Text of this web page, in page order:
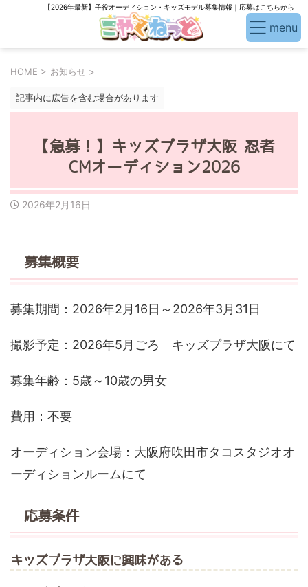
【2026年最新】子役オーディション・キッズモデル募集情報｜応募はこちらから
HOME > お知らせ >
記事内に広告を含む場合があります
【急募！】キッズプラザ大阪 忍者
CMオーディション2026
2026年2月16日
募集概要
募集期間：2026年2月16日～2026年3月31日
撮影予定：2026年5月ごろ キッズプラザ大阪にて
募集年齢：5歳～10歳の男女
費用：不要
オーディション会場：大阪府吹田市タコスタジオオ
ーディションルームにて
応募条件
キッズプラザ大阪に興味がある